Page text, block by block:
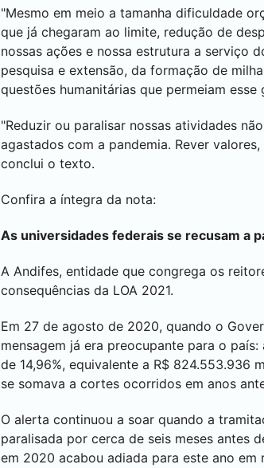
"Mesmo em meio a tamanha dificuldade
que já chegaram ao limite, redução de
nossas ações e nossa estrutura a serviço
pesquisa e extensão, da formação de
questões humanitárias que permeiam
"Reduzir ou paralisar nossas atividades
agastados com a pandemia. Rever
conclui o texto.
Confira a íntegra da nota:
As universidades federais se recusam a
A Andifes, entidade que congrega os
consequências da LOA 2021.
Em 27 de agosto de 2020, quando o
mensagem já era preocupante para o
de 14,96%, equivalente a R$ 824.553.936
se somava a cortes ocorridos em anos
O alerta continuou a soar quando a
paralisada por cerca de seis meses antes
em 2020 acabou adiada para este ano